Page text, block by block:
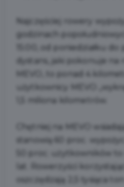
Najczęściej rowery
godzinach
15:00, od poniedziałku do
dystans, jaki pokonuje
MEVO, to ponad 4
użytkownicy MEVO
1,5 miliona kilometrów.
Chętniej na MEVO
stanowią 60 proc.
50 proc. użytkowników to
lat. Rowerzyści
oszczędzają 2,5 tysiąca